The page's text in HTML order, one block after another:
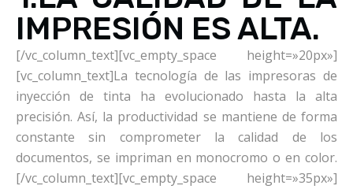
IMPRESIÓN ES ALTA.
[/vc_column_text][vc_empty_space height=»20px»]
[vc_column_text]La tecnología de las impresoras de
inyección de tinta ha evolucionado hasta la alta
precisión. Así, la productividad se mantiene de forma
constante sin comprometer la calidad de los
documentos, se impriman en monocromo o en color.
[/vc_column_text][vc_empty_space height=»35px»]